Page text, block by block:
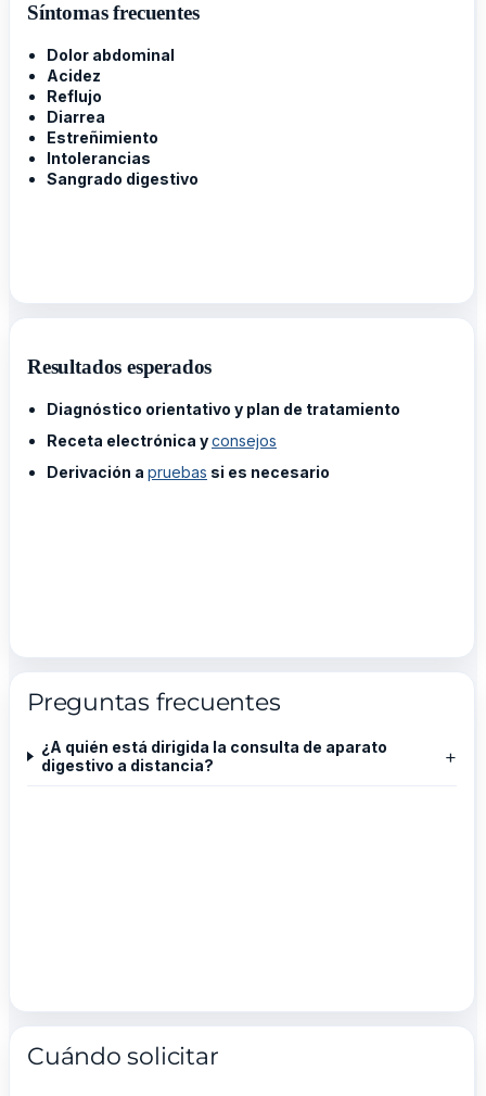
Síntomas frecuentes
Dolor abdominal
Acidez
Reflujo
Diarrea
Estreñimiento
Intolerancias
Sangrado digestivo
Resultados esperados
Diagnóstico orientativo y plan de tratamiento
Receta electrónica yconsejos
Derivación a pruebas si es necesario
Preguntas frecuentes
¿A quién está dirigida la consulta de aparato
digestivo a distancia?
+
Cuándo solicitar